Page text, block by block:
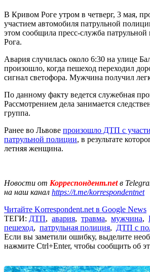
В Кривом Роге утром в четверг, 3 мая,
участием автомобиля патрульной
этом сообщила пресс-служба
Рога.
Авария случилась около 6:30 на улице
произошло, когда пешеход переходил
сигнал светофора. Мужчина получил
По данному факту ведется служебная
Рассмотрением дела занимается
группа.
Ранее во Львове произошло ДТП с
патрульной полиции, в результате
летняя женщина.
Новости от Корреспондент.netв
на наш канал https://t.me/korrespondentnet
Читайте Korrespondent.net в Google News
ТЕГИ: ДТП, авария, травма, мужчина,
пешеход, патрульная полиция, ДТП с
Если вы заметили ошибку, выделите
нажмите Ctrl+Enter, чтобы сообщить об